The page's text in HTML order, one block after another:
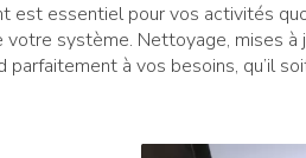
est essentiel pour vos activités
système. Nettoyage, mises
parfaitement à vos besoins, qu’il